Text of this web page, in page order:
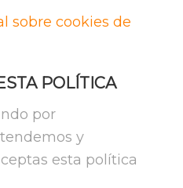
sobre cookies de
POLÍTICA
por
y
esta política